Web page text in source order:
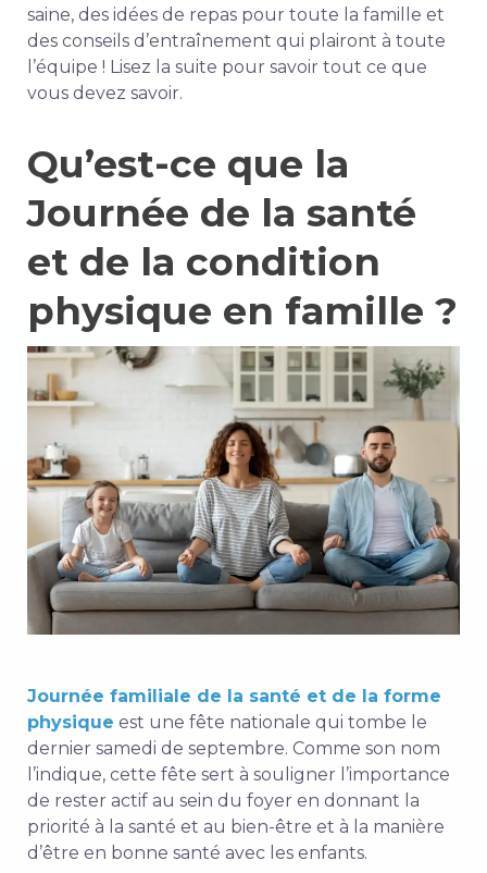
saine, des idées de repas pour toute la famille et
des conseils d’entraînement qui plairont à toute
l’équipe ! Lisez la suite pour savoir tout ce que
vous devez savoir.
Qu’est-ce que la
Journée de la santé
et de la condition
physique en famille ?
Journée familiale de la santé et de la forme
physique est une fête nationale qui tombe le
dernier samedi de septembre. Comme son nom
l’indique, cette fête sert à souligner l’importance
de rester actif au sein du foyer en donnant la
priorité à la santé et au bien-être et à la manière
d’être en bonne santé avec les enfants.